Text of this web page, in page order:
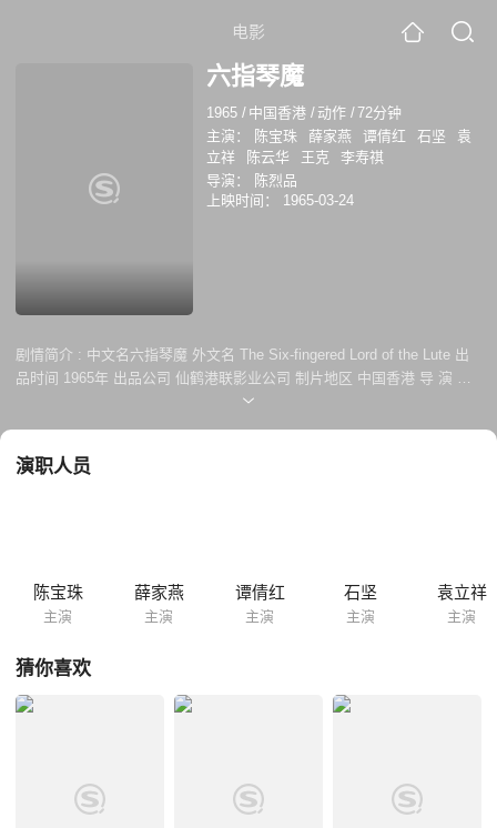
电影
六指琴魔
1965 / 中国香港 / 动作 /72分钟
主演：
陈宝珠 薛家燕 谭倩红 石坚
袁
立祥
陈云华 王克
李寿祺
导演：
陈烈品
上映时间：
1965-03-24
剧情简介 : 中文名六指琴魔 外文名 The Six-fingered Lord of the Lute 出
品时间 1965年 出品公司 仙鹤港联影业公司 制片地区 中国香港 导 演 陈
烈品 编 剧 凌汉，江扬，刘丹青 制片人 尹海清 类 型 武侠 主 演 陈宝
明锦盒送交金鞭大侠韩信，空子吕麟追出察看，为鬼宫双使掳去。空与妻
演职人员
陈宝珠
主演
薛家燕
主演
谭倩红
主演
石坚
主演
袁立祥
主演
猜你喜欢